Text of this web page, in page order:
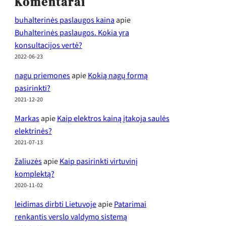
buhalterinės paslaugos kainaapie
Buhalterinės paslaugos. Kokia yra
konsultacijos vertė?
2022-06-23
nagu priemonesapieKokią nagų formą
pasirinkti?
2021-12-20
MarkasapieKaip elektros kainą įtakoja saulės
elektrinės?
2021-07-13
žaliuzėsapieKaip pasirinkti virtuvinį
komplektą?
2020-11-02
leidimas dirbti LietuvojeapiePatarimai
renkantis verslo valdymo sistemą